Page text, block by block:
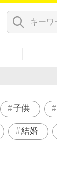
子供
結婚